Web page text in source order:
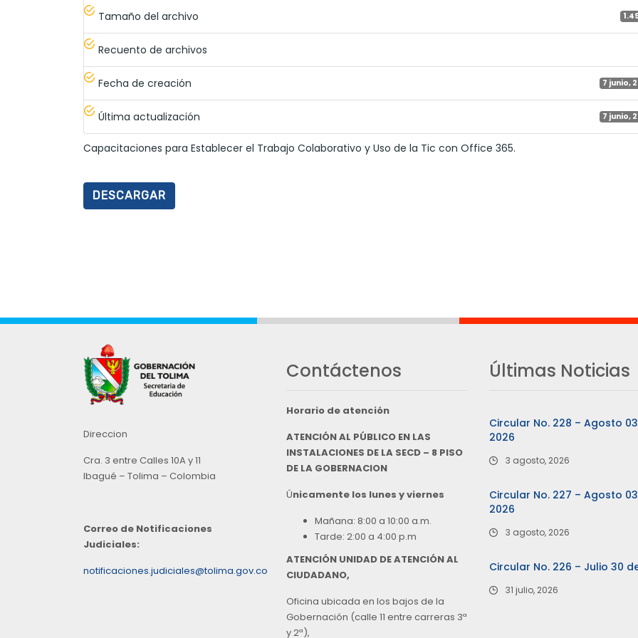
Tamaño del archivo
Recuento de archivos
Fecha de creación 7 junio,
Última actualización 7 junio,
Capacitaciones para Establecer el Trabajo Colaborativo y Uso de la Tic con Office 365.
DESCARGAR
Direccion
Cra. 3 entre Calles 10A y 11
Ibagué – Tolima – Colombia
Correo de Notificaciones
Judiciales:
notificaciones.judiciales@tolima.gov.co
Contáctenos
Horario de atención
ATENCIÓN AL PÚBLICO EN LAS
INSTALACIONES DE LA SECD – 8 PISO
DE LA GOBERNACION
Únicamente los lunes y viernes
Mañana: 8:00 a 10:00 a.m.
Tarde: 2:00 a 4:00 p.m
ATENCIÓN UNIDAD DE ATENCIÓN AL
CIUDADANO,
Oficina ubicada en los bajos de la
Gobernación (calle 11 entre carreras 3ª
y 2ª),
Últimas Noticias
Circular No. 228 – Agosto
2026
3 agosto, 2026
Circular No. 227 – Agosto
2026
3 agosto, 2026
Circular No. 226 – Julio 30
31 julio, 2026